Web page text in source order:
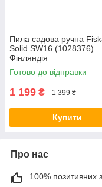
Пила садова ручна
Solid SW16 (1028376)
Фінляндія
Готово до відправки
1 199 ₴ 1 399 ₴
Купити
Про нас
100% позитивних з